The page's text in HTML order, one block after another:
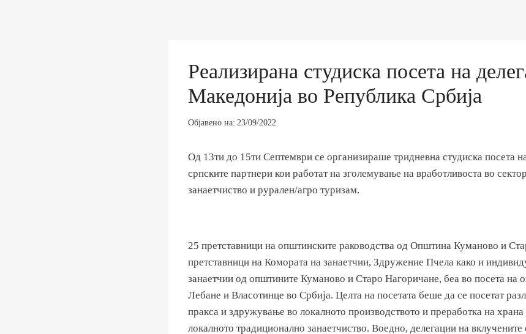
Реализирана студиска посета на
Македонија во Република Србија
Објавено на: 23/09/2022
Од 13ти до 15ти Септември се организираше тридневна студиска посета
српските партнери кои работат на зголемување на вработливоста во
занаетчиство и рурален/агро туризам.
25 претставници на општинските раководства од Општина Куманово и
претставници на Комората на занаетчии, Здружение Пчела како и
занаетчии од општините Куманово и Старо Нагоричане, беа во посета на
Лебане и Власотинце во Србија. Целта на посетата беше да се посетат
пракса и здружување во локалното производството и преработка на
локалното традиционално занаетчиство. Воедно, делегации на